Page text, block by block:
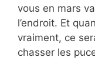
vous en mars
l’endroit. Et
vraiment, ce
chasser les